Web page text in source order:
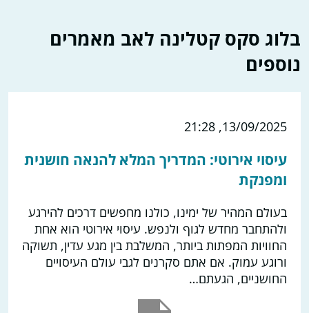
בלוג סקס קטלינה לאב מאמרים
נוספים
13/09/2025, 21:28
עיסוי אירוטי: המדריך המלא להנאה חושנית
ומפנקת
בעולם המהיר של ימינו, כולנו מחפשים דרכים להירגע
ולהתחבר מחדש לגוף ולנפש. עיסוי אירוטי הוא אחת
החוויות המפתות ביותר, המשלבת בין מגע עדין, תשוקה
ורוגע עמוק. אם אתם סקרנים לגבי עולם העיסויים
החושניים, הגעתם…